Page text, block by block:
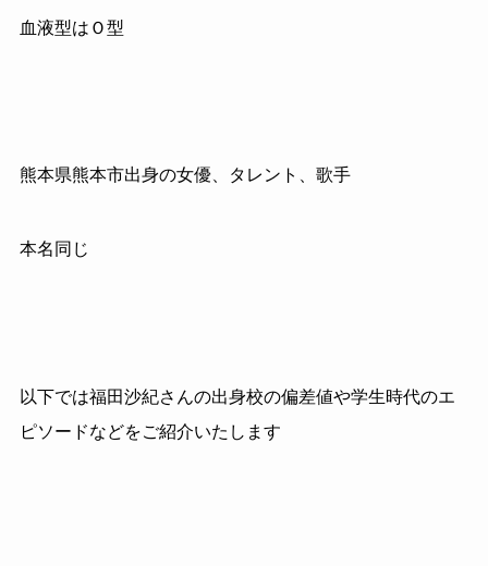
血液型はＯ型
熊本県熊本市出身の女優、タレント、歌手
本名同じ
以下では福田沙紀さんの出身校の偏差値や学生時代のエ
ピソードなどをご紹介いたします